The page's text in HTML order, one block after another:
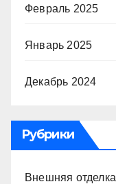
Февраль 2025
Январь 2025
Декабрь 2024
Рубрики
Внешняя отделка